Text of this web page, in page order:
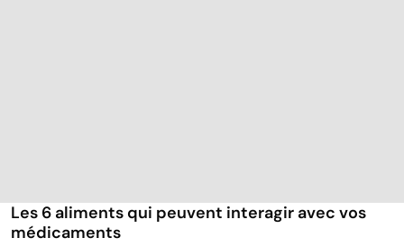
Les 6 aliments qui peuvent interagir avec vos
médicaments